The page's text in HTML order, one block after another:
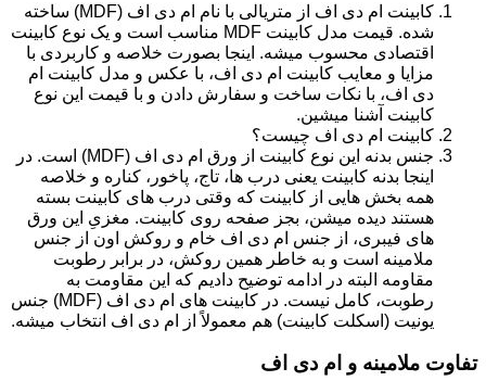
کابینت ام دی اف از متریالی با نام ام دی اف (MDF) ساخته
شده. قیمت مدل کابینت MDF مناسب است و یک نوع کابینت
اقتصادی محسوب میشه. اینجا بصورت خلاصه و کاربردی با
مزایا و معایب کابینت ام دی اف، با عکس و مدل کابینت ام
دی اف، با نکات ساخت و سفارش دادن و با قیمت این نوع
کابینت آشنا میشین.
کابینت ام دی اف چیست؟
جنس بدنه این نوع کابینت از ورق ام دی اف (MDF) است. در
اینجا بدنه کابینت یعنی درب ها، تاج، پاخور، کناره و خلاصه
همه بخش هایی از کابینت که وقتی درب های کابینت بسته
هستند دیده میشن، بجز صفحه روی کابینت. مغزیِ این ورق
های فیبری، از جنس ام دی اف خام و روکش اون از جنس
ملامینه است و به خاطر همین روکش، در برابر رطوبت
مقاومه البته در ادامه توضیح دادیم که این مقاومت به
رطوبت، کامل نیست. در کابینت های ام دی اف (MDF) جنس
یونیت (اسکلت کابینت) هم معمولاً از ام دی اف انتخاب میشه.
تفاوت ملامینه و ام دی اف